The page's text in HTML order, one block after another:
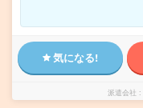
気になる!
派遣会社